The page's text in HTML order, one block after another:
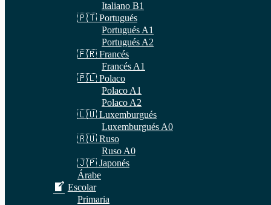
Italiano B1
🇵🇹 Portugués
Portugués A1
Portugués A2
🇫🇷 Francés
Francés A1
🇵🇱 Polaco
Polaco A1
Polaco A2
🇱🇺 Luxemburgués
Luxemburgués A0
🇷🇺 Ruso
Ruso A0
🇯🇵 Japonés
Árabe
Escolar
Primaria